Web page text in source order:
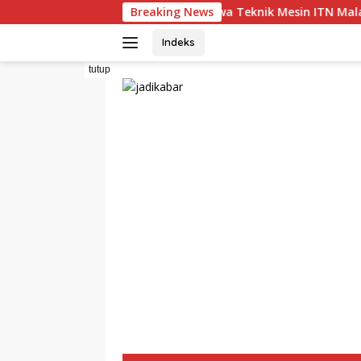
ke
Breaking News
Mahasiswa Teknik Mesin ITN Malang Raih
Indeks
tutup